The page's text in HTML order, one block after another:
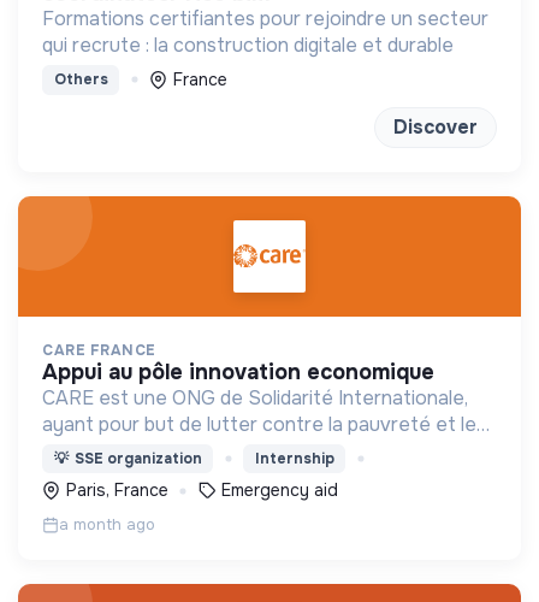
Formations certifiantes pour rejoindre un secteur
qui recrute : la construction digitale et durable
Others France
Discover
CARE FRANCE
appui au pôle innovation economique
CARE est une ONG de Solidarité Internationale,
ayant pour but de lutter contre la pauvreté et les
inégalités avec un impact durable.
💡 SSE organization Internship
Paris, France Emergency aid
a month ago